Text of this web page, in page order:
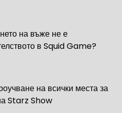
на въже не е
в Squid Game?
на всички места за
Starz Show